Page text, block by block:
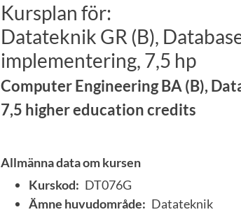
Kursplan för:
Datateknik GR (B),
implementering, 7,5 hp
Computer Engineering BA (B),
7,5 higher education credits
Allmänna data om kursen
Kurskod: DT076G
Ämne huvudområde: Datateknik